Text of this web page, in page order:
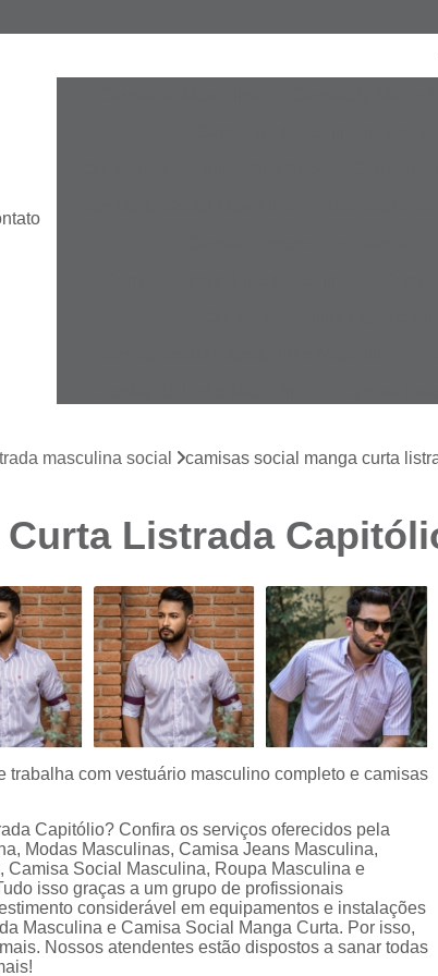
Camisa Masculina
Camisa Masculina
Camisa Branca Plus Size
Camisa Jeans
Camisa Social Branca Plus Size
Camisa Social Plus Size
Camisa Xadrez Masculina Plus Size
Camisa Masculina Manga Curta Slim Fit
Camisa Slim Fit
Camisa Social Slim Fit Masculina
Camisa
Camisa Branca Slim Masculina
Camisa Jeans Slim
Camisa Masculina Slim Fit Manga
masculina social camisas social manga curta
Listrada
com vestuário masculino completo e camisas
Capitólio? Confira os serviços oferecidos pela
Modas Masculinas, Camisa Jeans Masculina,
Social Masculina, Roupa Masculina e
isso graças a um grupo de profissionais
considerável em equipamentos e instalações
Masculina e Camisa Social Manga Curta. Por isso,
Nossos atendentes estão dispostos a sanar todas